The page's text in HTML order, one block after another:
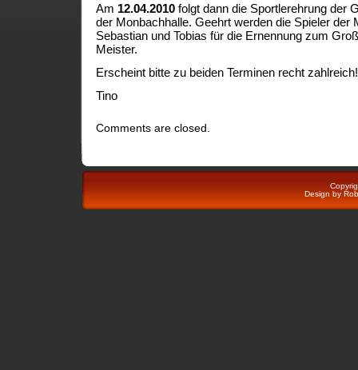
Am 12.04.2010 folgt dann die Sportlerehrung der
der Monbachhalle. Geehrt werden die Spieler der
Sebastian und Tobias für die Ernennung zum
Meister.
Erscheint bitte zu beiden Terminen recht zahlreich!
Tino
Comments are closed.
Design by